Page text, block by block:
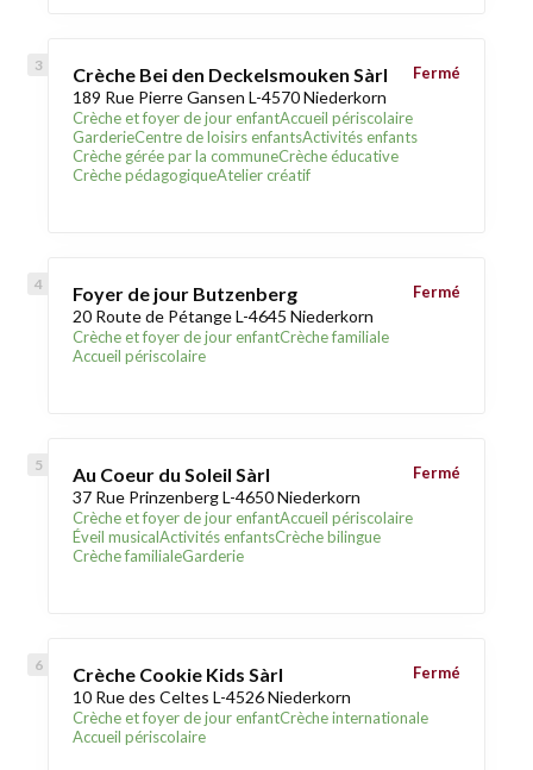
Crèche Bei den Deckelsmouken Sàrl
189 Rue Pierre Gansen L-4570 Niederkorn
Crèche et foyer de jour enfantAccueil périscolaire
GarderieCentre de loisirs enfantsActivités enfants
Crèche gérée par la communeCrèche éducative
Crèche pédagogiqueAtelier créatif
Fermé
Foyer de jour Butzenberg
20 Route de Pétange L-4645 Niederkorn
Crèche et foyer de jour enfantCrèche familiale
Accueil périscolaire
Fermé
Au Coeur du Soleil Sàrl
37 Rue Prinzenberg L-4650 Niederkorn
Crèche et foyer de jour enfantAccueil périscolaire
Éveil musicalActivités enfantsCrèche bilingue
Crèche familialeGarderie
Fermé
Crèche Cookie Kids Sàrl
10 Rue des Celtes L-4526 Niederkorn
Crèche et foyer de jour enfantCrèche internationale
Accueil périscolaire
Fermé